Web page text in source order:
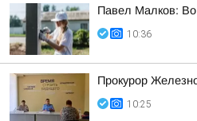
Павел Малков: Во
10:36
Прокурор
10:25